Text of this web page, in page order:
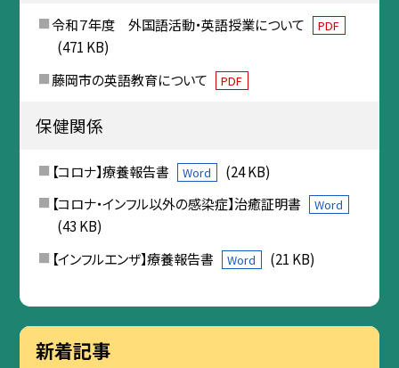
令和７年度 外国語活動・英語授業について PDF
(471 KB)
藤岡市の英語教育について
PDF
保健関係
【コロナ】療養報告書 Word
(24 KB)
【コロナ・インフル以外の感染症】治癒証明書
Word
(43 KB)
【インフルエンザ】療養報告書
Word (21 KB)
新着記事